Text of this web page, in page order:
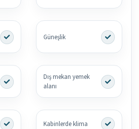
Güneşlik
Dış mekan yemek
alanı
Kabinlerde klima